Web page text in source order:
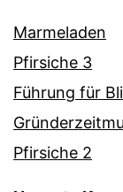
Marmeladen
Pfirsiche 3
Führung für
Pfirsiche 2